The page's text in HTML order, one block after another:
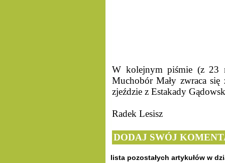
W kolejnym piśmie (z 23
Muchobór Mały zwraca
zjeździe z Estakady
Radek Lesisz
DODAJ SWÓJ
lista pozostałych artykułów w